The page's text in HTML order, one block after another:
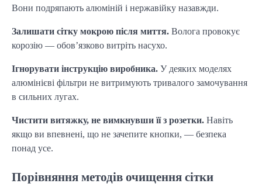
Вони подряпають алюміній і нержавійку назавжди.
Залишати сітку мокрою після миття. Волога провокує
корозію — обов’язково витріть насухо.
Ігнорувати інструкцію виробника. У деяких моделях
алюмінієві фільтри не витримують тривалого замочування
в сильних лугах.
Чистити витяжку, не вимкнувши її з розетки. Навіть
якщо ви впевнені, що не зачепите кнопки, — безпека
понад усе.
Порівняння методів очищення сітки